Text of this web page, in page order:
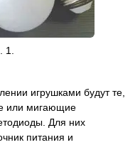
1.
игрушками будут те,
или мигающие
Для них
питания и